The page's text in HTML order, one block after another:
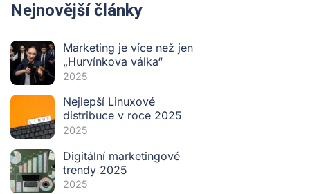
Nejnovější články
Marketing je více než jen
„Hurvínkova válka“
2025
Nejlepší Linuxové
distribuce v roce 2025
2025
Digitální marketingové
trendy 2025
2025